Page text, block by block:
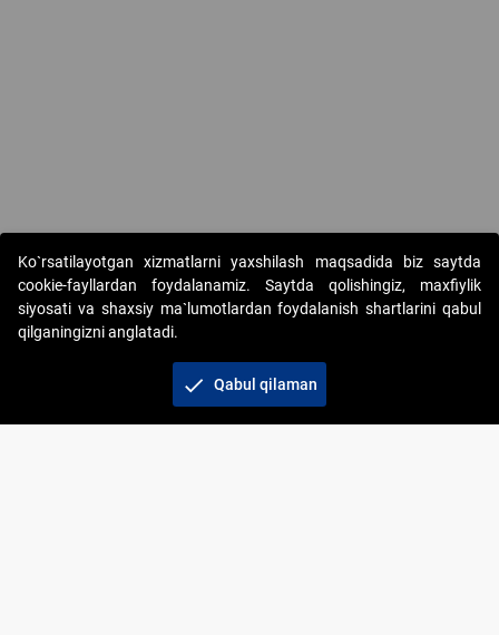
Copyright © 2017-2026. "Elektron onlayn-auksionlarni tashkil etish"
AJ. Barcha huquqlar himoyalangan
+998 71 202-21-11
Ko`rsatilayotgan xizmatlarni yaxshilash maqsadida biz saytda
cookie-fayllardan foydalanamiz. Saytda qolishingiz, maxfiylik
siyosati va shaxsiy ma`lumotlardan foydalanish shartlarini qabul
qilganingizni anglatadi.
check Qabul qilaman